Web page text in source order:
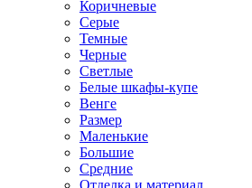
Коричневые
Серые
Темные
Черные
Светлые
Белые шкафы-купе
Венге
Размер
Маленькие
Большие
Средние
Отделка и материал